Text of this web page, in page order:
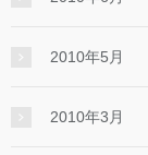
2010年5月
2010年3月